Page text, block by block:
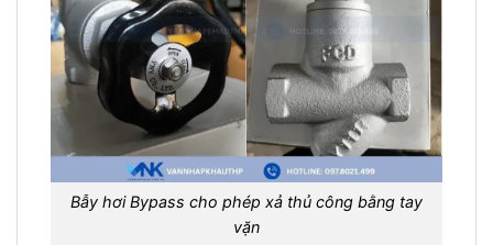
Bẫy hơi Bypass cho phép xả thủ công bằng tay
vặn